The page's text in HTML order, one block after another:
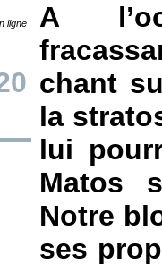
ligne
A
chant
la
lui
Matos
Notre
ses